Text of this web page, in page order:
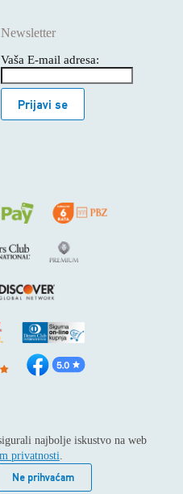
najbolje iskustvo na web
privatnosti.
Ne prihvaćam
Newsletter
Vaša E-mail adresa:
Prijavi se
2026
Alago
stranih tvrtki /
potok / Telefon: +385 1
/ Podaci o subjektu: